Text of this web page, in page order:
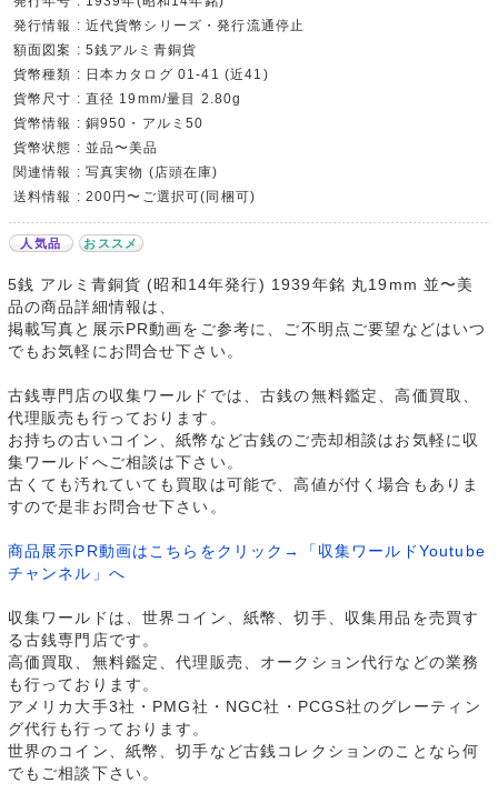
発行情報 : 近代貨幣シリーズ・発行流通停止
額面図案 : 5銭アルミ青銅貨
貨幣種類 : 日本カタログ 01-41 (近41)
貨幣尺寸 : 直径 19mm/量目 2.80g
貨幣情報 : 銅950・アルミ50
貨幣状態 : 並品〜美品
関連情報 : 写真実物 (店頭在庫)
送料情報 : 200円〜ご選択可(同梱可)
人気品 おススメ
5銭 アルミ青銅貨 (昭和14年発行) 1939年銘 丸19mm 並〜美
品の商品詳細情報は、
掲載写真と展示PR動画をご参考に、ご不明点ご要望などはいつ
でもお気軽にお問合せ下さい。
古銭専門店の収集ワールドでは、古銭の無料鑑定、高価買取、
代理販売も行っております。
お持ちの古いコイン、紙幣など古銭のご売却相談はお気軽に収
集ワールドへご相談は下さい。
古くても汚れていても買取は可能で、高値が付く場合もありま
すので是非お問合せ下さい。
商品展示PR動画はこちらをクリック→「収集ワールドYoutube
チャンネル」へ
収集ワールドは、世界コイン、紙幣、切手、収集用品を売買す
る古銭専門店です。
高価買取、無料鑑定、代理販売、オークション代行などの業務
も行っております。
アメリカ大手3社・PMG社・NGC社・PCGS社のグレーティン
グ代行も行っております。
世界のコイン、紙幣、切手など古銭コレクションのことなら何
でもご相談下さい。